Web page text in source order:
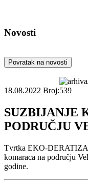
Novosti
Povratak na novosti
18.08.2022 Broj:539
SUZBIJANJE
PODRUČJU
Tvrtka EKO-
komaraca na području
godine.